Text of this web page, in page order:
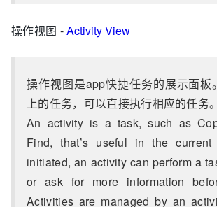
操作视图 -Activity View
操作视图是app快捷任务的展示面板
上的任务，可以直接执行相应的任务。
An activity is a task, such as
Find, that’s useful in the current
initiated, an activity can perform a
or ask for more information
Activities are managed by an